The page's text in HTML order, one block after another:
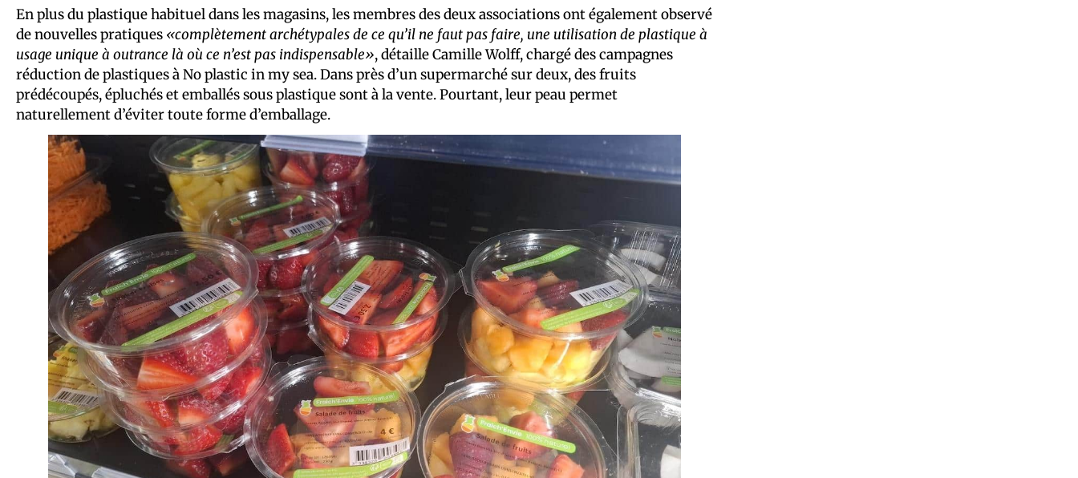
En plus du plastique habituel dans les magasins, les membres des deux associations ont également observé
de nouvelles pratiques «complètement archétypales de ce qu’il ne faut pas faire, une utilisation de plastique à
usage unique à outrance là où ce n’est pas indispensable», détaille Camille Wolff, chargé des campagnes
réduction de plastiques à No plastic in my sea. Dans près d’un supermarché sur deux, des fruits
prédécoupés, épluchés et emballés sous plastique sont à la vente. Pourtant, leur peau permet
naturellement d’éviter toute forme d’emballage.